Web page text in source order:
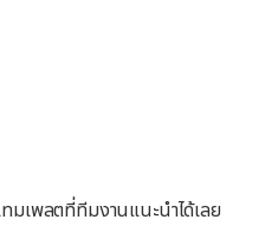
มเพลตที่ทีมงานแนะนำได้เลย